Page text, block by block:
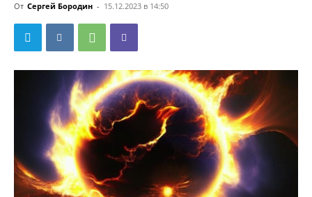
От Сергей Бородин - 15.12.2023 в 14:50